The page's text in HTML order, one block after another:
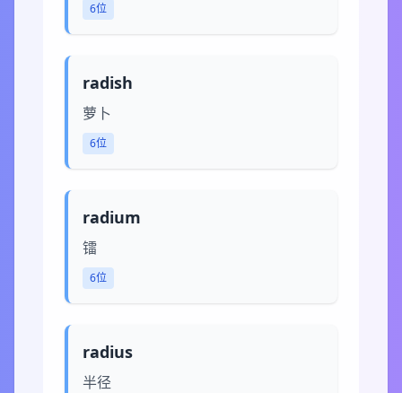
6位
radish
萝卜
6位
radium
镭
6位
radius
半径